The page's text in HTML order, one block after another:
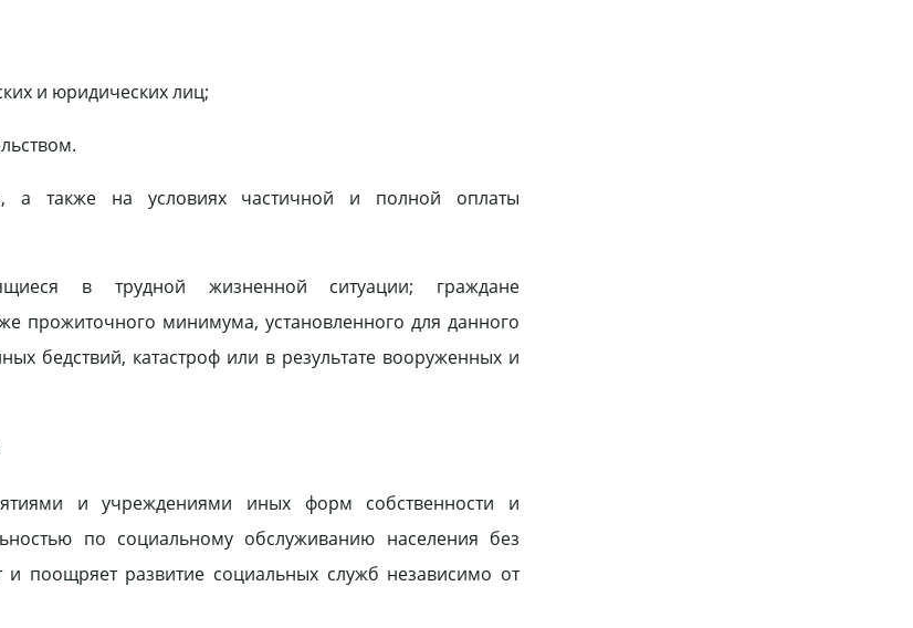
и юридических лиц;
а также на условиях частичной и полной оплаты
в трудной жизненной ситуации; граждане
прожиточного минимума, установленного для данного
бедствий, катастроф или в результате вооруженных и
и учреждениями иных форм собственности и
по социальному обслуживанию населения без
и поощряет развитие социальных служб независимо от